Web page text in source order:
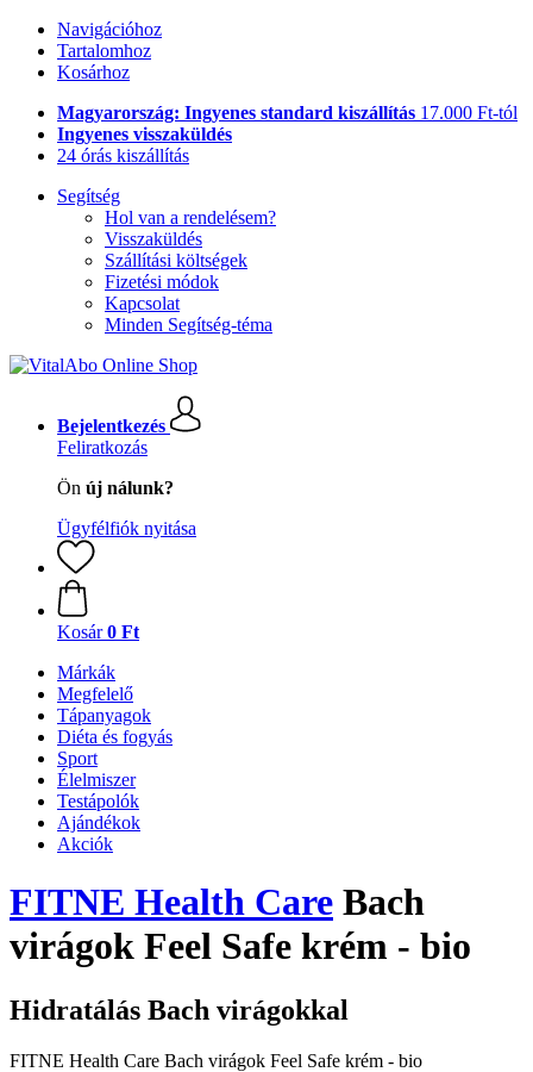
Navigációhoz
Tartalomhoz
Kosárhoz
Magyarország: Ingyenes standard kiszállítás 17.000 Ft-tól
Ingyenes visszaküldés
24 órás kiszállítás
Segítség
Hol van a rendelésem?
Visszaküldés
Szállítási költségek
Fizetési módok
Kapcsolat
Minden Segítség-téma
Bejelentkezés
Feliratkozás
Ön új nálunk?
Ügyfélfiók nyitása
Kosár 0 Ft
Márkák
Megfelelő
Tápanyagok
Diéta és fogyás
Sport
Élelmiszer
Testápolók
Ajándékok
Akciók
FITNE Health Care Bach
virágok Feel Safe krém - bio
Hidratálás Bach virágokkal
FITNE Health Care Bach virágok Feel Safe krém - bio